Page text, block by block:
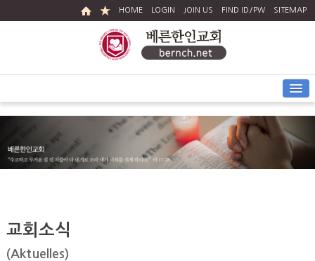
HOME LOGIN JOIN US FIND ID/PW SITEMAP
교회소식
(Aktuelles)